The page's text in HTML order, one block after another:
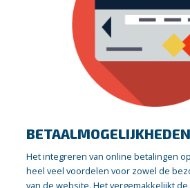
BETAALMOGELIJKHEDEN
Het integreren van online betalingen
heel veel voordelen voor zowel de
van de website. Het vergemakkelijkt